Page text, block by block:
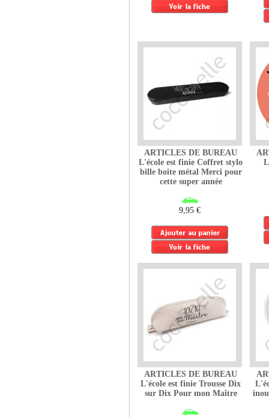
ARTICLES DE BUREAU
L'école est finie Coffret stylo
bille boite métal Merci pour
cette super année
9,95 €
ARTICLES DE BUREAU
L'école est finie Trousse Dix
sur Dix Pour mon Maître